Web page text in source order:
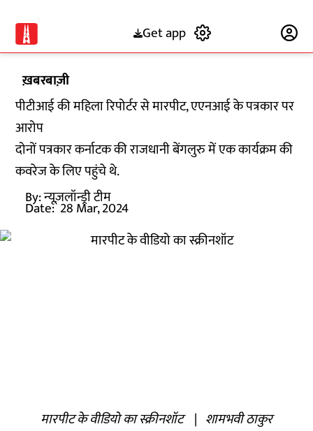
Get app
ख़बरबाज़ी
पीटीआई की महिला रिपोर्टर से मारपीट, एएनआई के पत्रकार पर
आरोप
दोनों पत्रकार कर्नाटक की राजधानी बेंगलुरु में एक कार्यक्रम की
कवरेज के लिए पहुंचे थे.
By:न्यूज़लॉन्ड्री टीम
Date: 28 Mar, 2024
मारपीट के वीडियो का स्क्रीनशॉट | शामभवी ठाकुर